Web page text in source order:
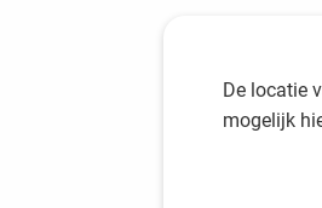
De locatie
mogelijk